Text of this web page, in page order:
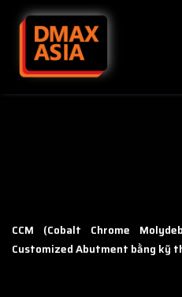
Skip to content
CCM (Cobalt Chrome
Customized Abutment bằng kỹ